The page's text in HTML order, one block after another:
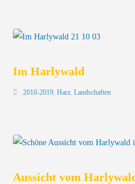
Im Harlywald
2010-2019,Harz,Landschaften
Aussicht vom